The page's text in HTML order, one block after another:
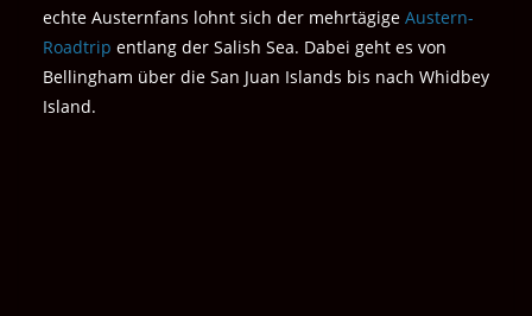
echte Austernfans lohnt sich der mehrtägige Austern-
Roadtrip entlang der Salish Sea. Dabei geht es von
Bellingham über die San Juan Islands bis nach Whidbey
Island.